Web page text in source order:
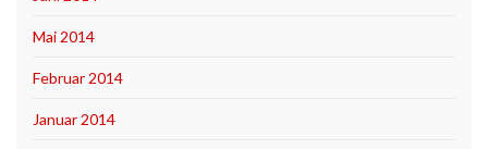
Mai 2014
Februar 2014
Januar 2014